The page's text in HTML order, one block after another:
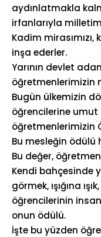
aydınlatmakla
irfanlarıyla
Kadim
inşa ederler.
Yarının devlet
öğretmenlerimizin
Bugün ülkemizin
öğrencilerine umut
öğretmenlerimizin
Bu mesleğin ödülü
Bu değer,
Kendi bahçesinde
görmek, ışığına
öğrencilerinin
onun ödülü.
İşte bu yüzden